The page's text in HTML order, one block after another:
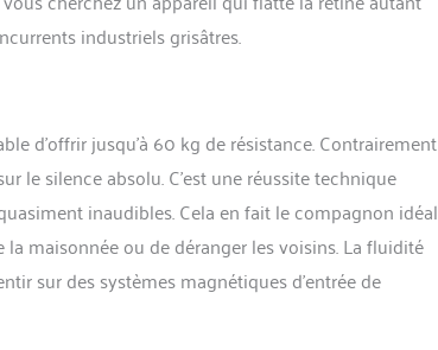
industriels grisâtres.
d’offrir jusqu’à 60 kg de résistance. Contrairement
le silence absolu. C’est une réussite technique
inaudibles. Cela en fait le compagnon idéal
maisonnée ou de déranger les voisins. La fluidité
sur des systèmes magnétiques d’entrée de